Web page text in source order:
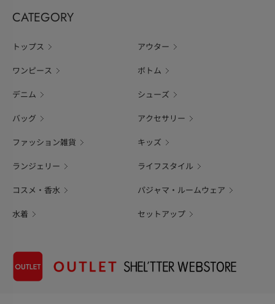
CATEGORY
トップス アウター
ワンピース ボトム
デニム シューズ
バッグ アクセサリー
ファッション雑貨 キッズ
ランジェリー ライフスタイル
コスメ・香水 パジャマ・ルームウェア
水着 セットアップ